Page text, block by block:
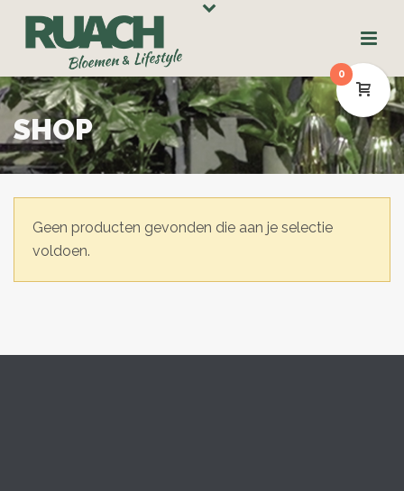
SHOP
Geen producten gevonden die aan je selectie
voldoen.
0